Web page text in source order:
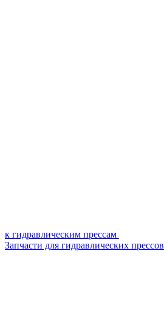
к гидравлическим прессам
Запчасти для гидравлических прессов